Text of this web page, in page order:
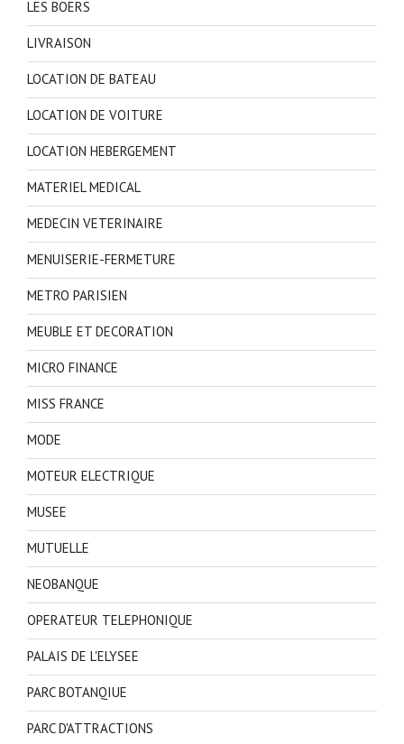
LES BOERS
LIVRAISON
LOCATION DE BATEAU
LOCATION DE VOITURE
LOCATION HEBERGEMENT
MATERIEL MEDICAL
MEDECIN VETERINAIRE
MENUISERIE-FERMETURE
METRO PARISIEN
MEUBLE ET DECORATION
MICRO FINANCE
MISS FRANCE
MODE
MOTEUR ELECTRIQUE
MUSEE
MUTUELLE
NEOBANQUE
OPERATEUR TELEPHONIQUE
PALAIS DE L'ELYSEE
PARC BOTANQIUE
PARC D'ATTRACTIONS